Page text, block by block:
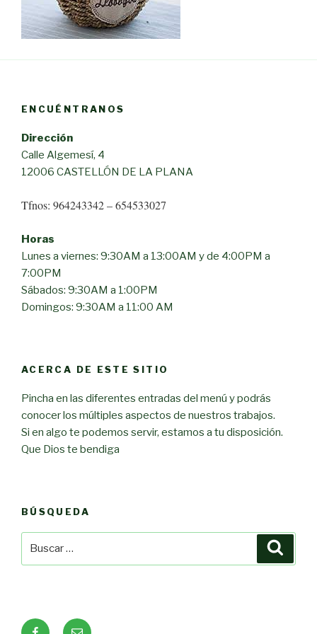
ENCUÉNTRANOS
Dirección
Calle Algemesí, 4
12006 CASTELLÓN DE LA PLANA
Tfnos: 964243342 – 654533027
Horas
Lunes a viernes: 9:30AM a 13:00AM y de 4:00PM a
7:00PM
Sábados: 9:30AM a 1:00PM
Domingos: 9:30AM a 11:00 AM
ACERCA DE ESTE SITIO
Pincha en las diferentes entradas del menú y podrás
conocer los múltiples aspectos de nuestros trabajos.
Si en algo te podemos servir, estamos a tu disposición.
Que Dios te bendiga
BÚSQUEDA
FacebookCorreo